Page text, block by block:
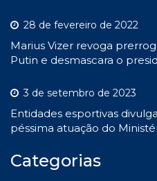
28 de fevereiro de 2022
Marius Vizer revoga
Putin e desmascara o
3 de setembro de 2023
Entidades esportivas
péssima atuação do
Categorias